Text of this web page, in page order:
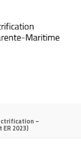
–
ER 2023)